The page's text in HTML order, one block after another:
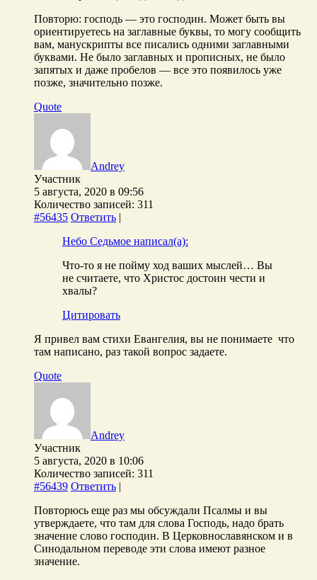
Повторю: господь — это господин. Может быть вы
ориентируетесь на заглавные буквы, то могу сообщить
вам, манускрипты все писались одними заглавными
буквами. Не было заглавных и прописных, не было
запятых и даже пробелов — все это появилось уже
позже, значительно позже.
Quote
Andrey
Участник
5 августа, 2020 в 09:56
Количество записей: 311
#56435 Ответить |
Небо Седьмое написал(а):
Что-то я не пойму ход ваших мыслей… Вы
не считаете, что Христос достоин чести и
хвалы?
Цитировать
Я привел вам стихи Евангелия, вы не понимаете что
там написано, раз такой вопрос задаете.
Quote
Andrey
Участник
5 августа, 2020 в 10:06
Количество записей: 311
#56439 Ответить |
Повторюсь еще раз мы обсуждали Псалмы и вы
утверждаете, что там для слова Господь, надо брать
значение слово господин. В Церковнославянском и в
Синодальном переводе эти слова имеют разное
значение.